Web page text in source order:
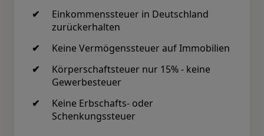
Einkommenssteuer in Deutschland
zurückerhalten
Keine Vermögenssteuer auf Immobilien
Körperschaftsteuer nur 15% - keine
Gewerbesteuer
Keine Erbschafts- oder
Schenkungssteuer